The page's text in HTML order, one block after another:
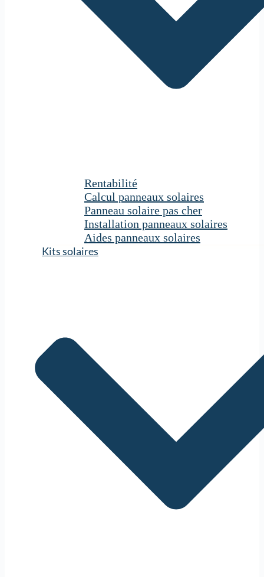
Rentabilité
Calcul panneaux solaires
Panneau solaire pas cher
Installation panneaux solaires
Aides panneaux solaires
Kits solaires